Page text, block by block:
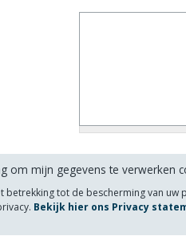
om mijn gegevens te verwerken
betrekking tot de bescherming van uw
Bekijk hier ons Privacy